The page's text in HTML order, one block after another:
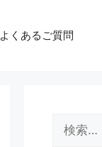
よくあるご質問
索: